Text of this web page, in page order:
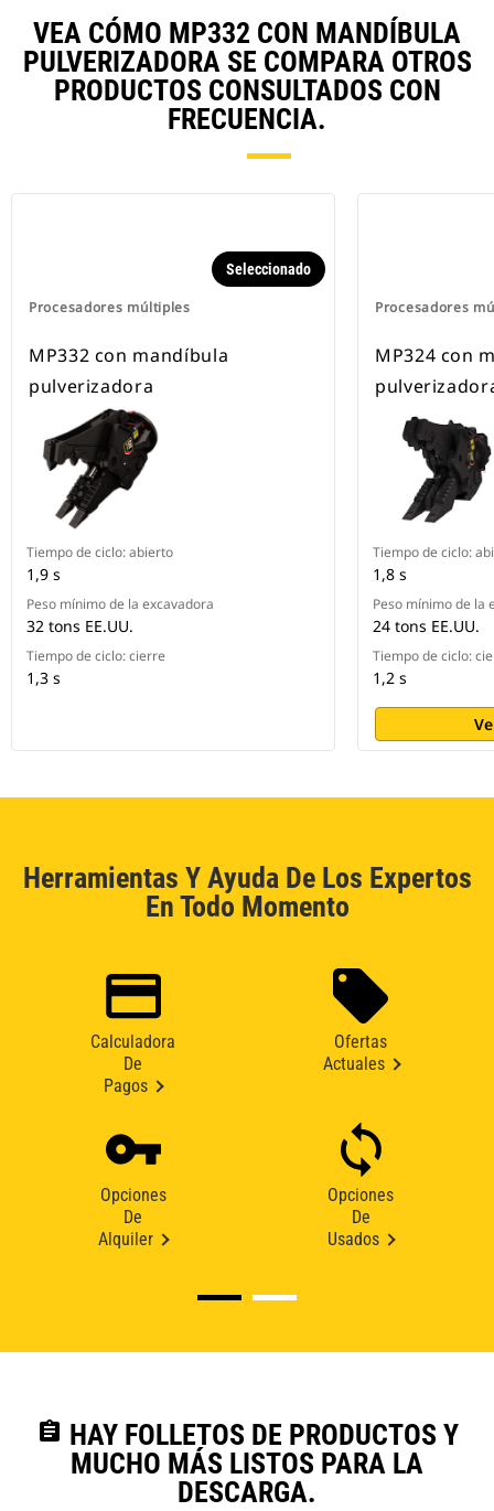
VEA CÓMO MP332 CON MANDÍBULA
PULVERIZADORA SE COMPARA OTROS
PRODUCTOS CONSULTADOS CON
FRECUENCIA.
Procesadores múltiples
Seleccionado
MP332 con mandíbula
pulverizadora
Tiempo de ciclo: abierto
1,9 s
Peso mínimo de la excavadora
32 tons EE.UU.
Tiempo de ciclo: cierre
1,3 s
Procesadores
MP324 con
Tiempo de ciclo:
1,8 s
Peso mínimo de la
24 tons EE.UU.
Tiempo de ciclo:
1,2 s
Herramientas Y Ayuda De Los Expertos
En Todo Momento
Calculadora
De
Pagos
Ofertas
Actuales
Opciones
De
Alquiler
Opciones
De
Usados
assignment HAY FOLLETOS DE PRODUCTOS Y
MUCHO MÁS LISTOS PARA LA
DESCARGA.